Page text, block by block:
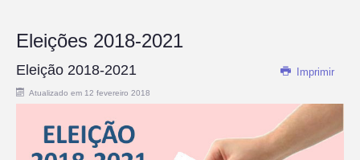
Eleições 2018-2021
Imprimir
Eleição 2018-2021
Atualizado em 12 fevereiro 2018